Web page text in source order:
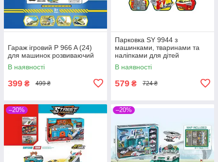
Гараж ігровий P 966 A (24)
для машинок розвиваючий
В наявності
399 ₴ 499 ₴
Парковка SY 9944 з
машинками, тваринами та
наліпками для дітей
В наявності
579 ₴ 724 ₴
–20% –20%